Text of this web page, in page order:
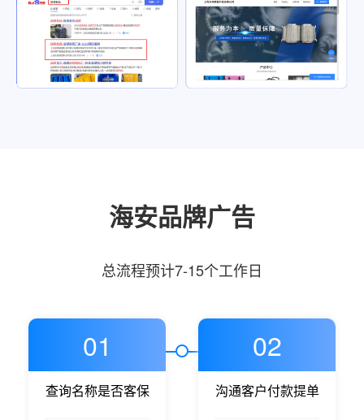
海安品牌广告
总流程预计7-15个工作日
01
查询名称是否客保
02
沟通客户付款提单